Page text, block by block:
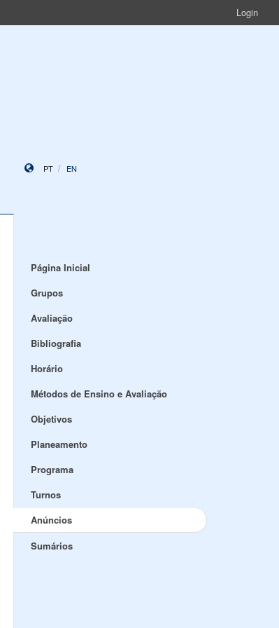
Login
PT EN
Página Inicial
Grupos
Avaliação
Bibliografia
Horário
Métodos de Ensino e Avaliação
Objetivos
Planeamento
Programa
Turnos
Anúncios
Sumários